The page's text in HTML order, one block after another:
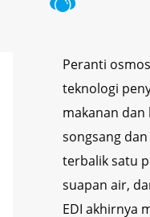
Peranti
teknologi
makanan
songsang
terbalik satu
suapan air,
EDI akhirnya